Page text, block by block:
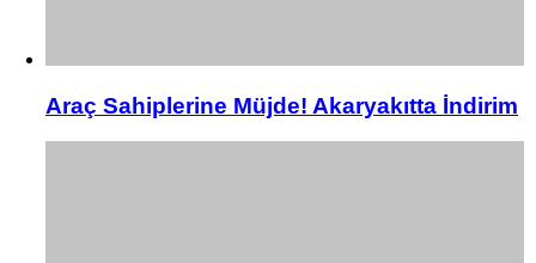
Araç Sahiplerine Müjde! Akaryakıtta İndirim